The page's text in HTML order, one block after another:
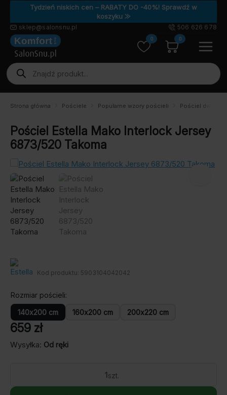
Tydzień niskich cen – RABATY DO -40%! Sprawdź w
koszyku ⨠
sklep@salonsnu.pl 506 626 678
Wyszukiwarka
produktów
0 0
Strona główna Pościele Popularne wzory pościeli Pościel
Pościel Estella Mako Interlock Jersey
6873/520 Takoma
Kod produktu: 5903104042042
Rozmiar pościeli
140x200 cm
160x200 cm 200x220 cm
659 zł
Wysyłka: Od ręki
ilość
Pościel